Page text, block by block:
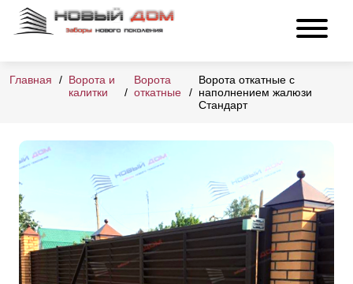
Главная
Ворота и
калитки
Ворота
откатные
Ворота откатные с
наполнением жалюзи
Стандарт